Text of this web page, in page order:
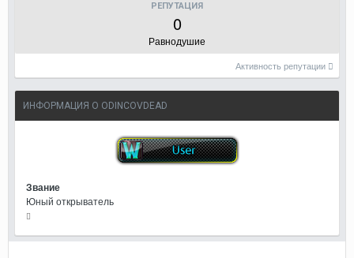
РЕПУТАЦИЯ
0
Равнодушие
Активность репутации
ИНФОРМАЦИЯ О ODINCOVDEAD
Звание
Юный открыватель